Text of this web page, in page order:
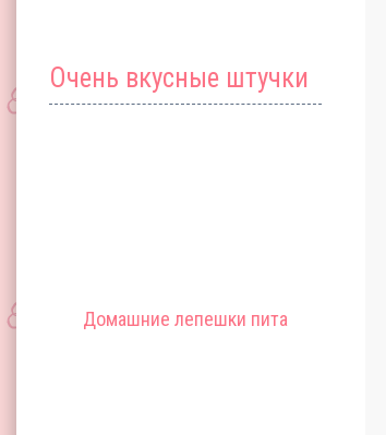
Очень вкусные штучки
Домашние лепешки пита